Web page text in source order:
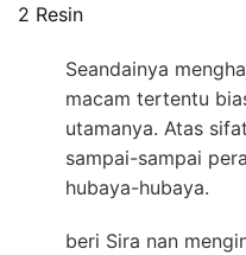
2 Resin
Seandainya
macam tertentu
utamanya. Atas
sampai-sampai
hubaya-hubaya.
beri Sira nan